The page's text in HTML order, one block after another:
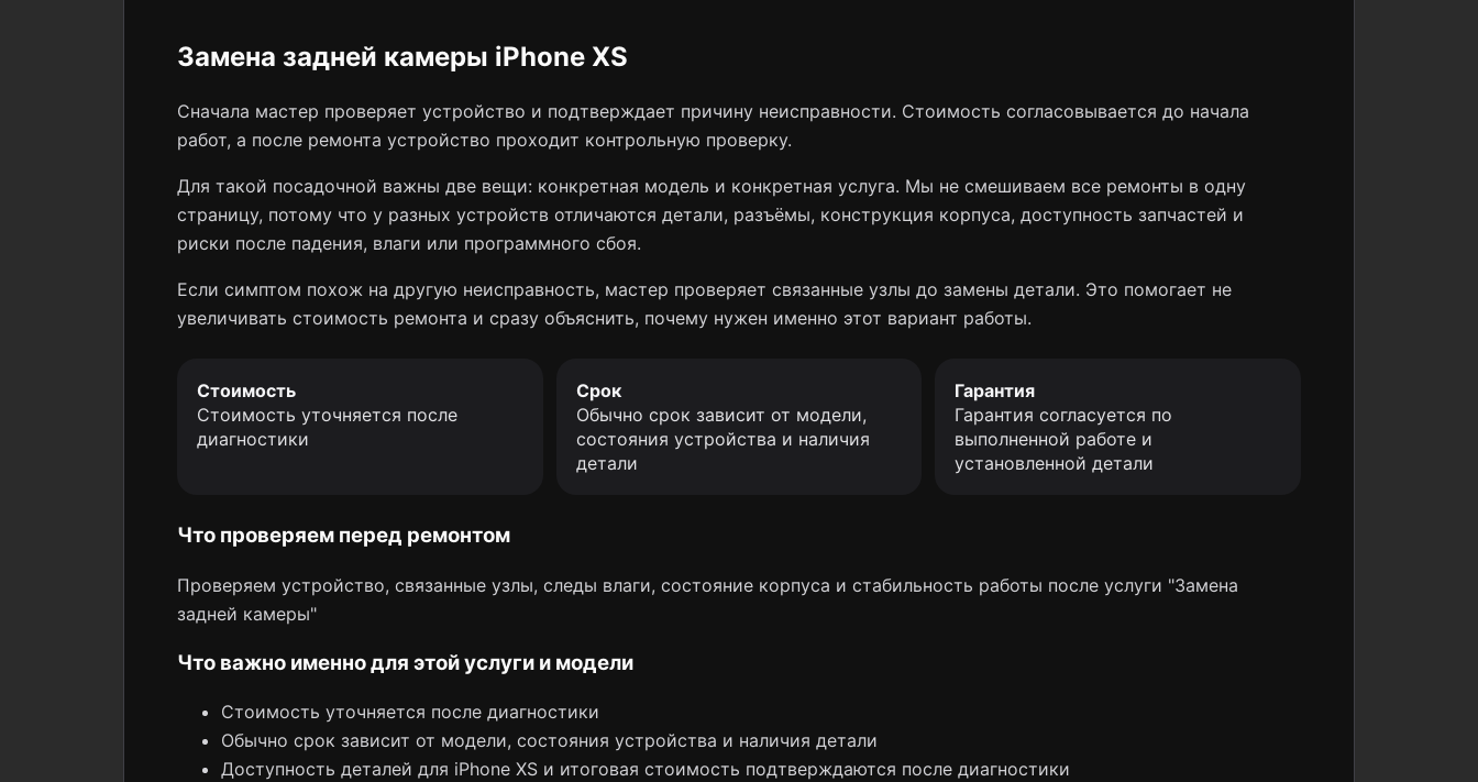
Замена задней камеры iPhone XS
Сначала мастер проверяет устройство и подтверждает причину неисправности. Стоимость согласовывается до начала
работ, а после ремонта устройство проходит контрольную проверку.
Для такой посадочной важны две вещи: конкретная модель и конкретная услуга. Мы не смешиваем все ремонты в одну
страницу, потому что у разных устройств отличаются детали, разъёмы, конструкция корпуса, доступность запчастей и
риски после падения, влаги или программного сбоя.
Если симптом похож на другую неисправность, мастер проверяет связанные узлы до замены детали. Это помогает не
увеличивать стоимость ремонта и сразу объяснить, почему нужен именно этот вариант работы.
Стоимость
Стоимость уточняется после
диагностики
Срок
Обычно срок зависит от модели,
состояния устройства и наличия
детали
Гарантия
Гарантия согласуется по
выполненной работе и
установленной детали
Что проверяем перед ремонтом
Проверяем устройство, связанные узлы, следы влаги, состояние корпуса и стабильность работы после услуги "Замена
задней камеры"
Что важно именно для этой услуги и модели
Стоимость уточняется после диагностики
Обычно срок зависит от модели, состояния устройства и наличия детали
Доступность деталей для iPhone XS и итоговая стоимость подтверждаются после диагностики